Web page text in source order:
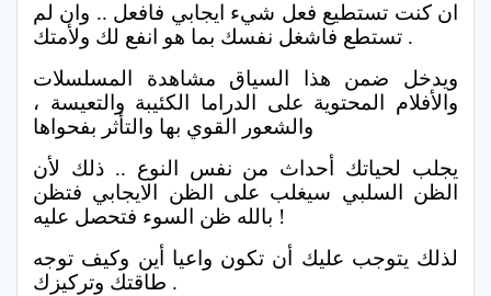
ان كنت تستطيع فعل شيء ايجابي فافعل .. وان لم
تستطع فاشغل نفسك بما هو انفع لك ولأمتك .
ويدخل ضمن هذا السياق مشاهدة المسلسلات
والأفلام المحتوية على الدراما الكئيبة والتعيسة ،
والشعور القوي بها والتأثر بفحواها
يجلب لحياتك أحداث من نفس النوع .. ذلك لأن
الظن السلبي سيغلب على الظن الايجابي فتظن
بالله ظن السوء فتحصل عليه !
لذلك يتوجب عليك أن تكون واعيا أين وكيف توجه
طاقتك وتركيزك .